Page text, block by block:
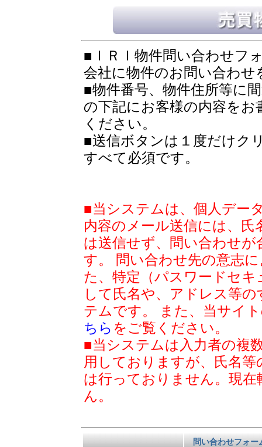
■ＩＲＩ物件問い合わせフ
会社に物件のお問い合わせ
■物件番号、物件住所等に
の下記にお客様の内容を
ください。
■送信ボタンは１度だけク
すべて必須です。
■当システムは、個人デー
内容のメール送信には、
は送信せず、問い合わせ
す。 問い合わせ先の意志
た、特定（パスワードセ
して氏名や、アドレス等
テムです。 また、当サイ
ちら をご覧ください。
■当システムは入力者の複
用しておりますが、氏名
は行っておりません。現
ん。
問い合わせフォー